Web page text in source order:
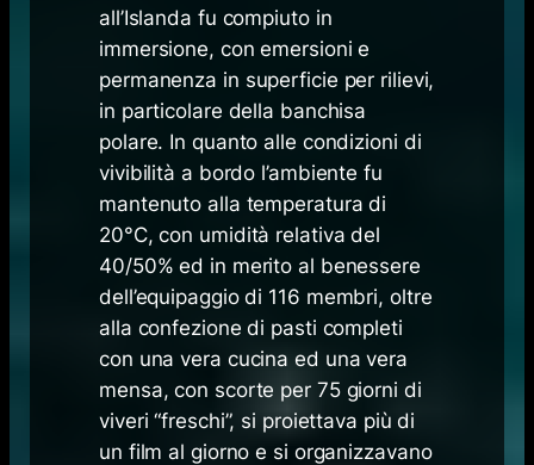
all’Islanda fu compiuto in
immersione, con emersioni e
permanenza in superficie per rilievi,
in particolare della banchisa
polare. In quanto alle condizioni di
vivibilità a bordo l’ambiente fu
mantenuto alla temperatura di
20°C, con umidità relativa del
40/50% ed in merito al benessere
dell’equipaggio di 116 membri, oltre
alla confezione di pasti completi
con una vera cucina ed una vera
mensa, con scorte per 75 giorni di
viveri “freschi”, si proiettava più di
un film al giorno e si organizzavano